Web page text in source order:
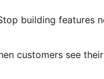
building features
customers see